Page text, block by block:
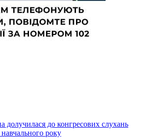
долучилася до конгресових слухань
року